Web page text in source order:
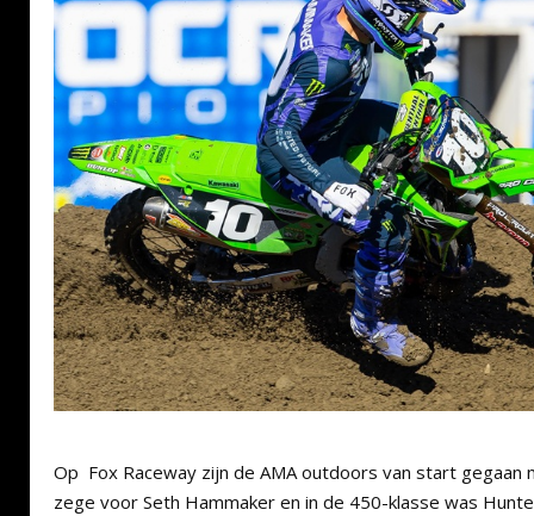
Op Fox Raceway zijn de AMA outdoors van start gegaan
zege voor Seth Hammaker en in de 450-klasse was